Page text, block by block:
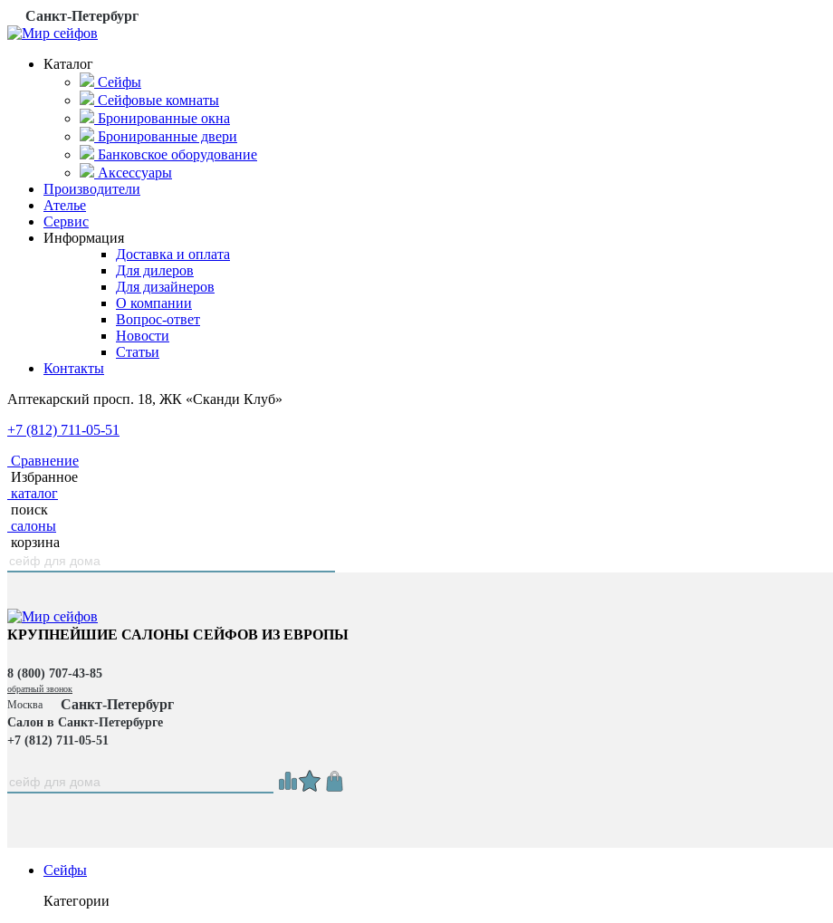
Санкт-Петербург
Каталог
Сейфы
Сейфовые комнаты
Бронированные окна
Бронированные двери
Банковское оборудование
Аксессуары
Производители
Ателье
Сервис
Информация
Доставка и оплата
Для дилеров
Для дизайнеров
О компании
Вопрос-ответ
Новости
Статьи
Контакты
Аптекарский просп. 18, ЖК «Сканди Клуб»
+7 (812) 711-05-51
Сравнение
Избранное
каталог
поиск
салоны
корзина
КРУПНЕЙШИЕ САЛОНЫ СЕЙФОВ ИЗ ЕВРОПЫ
8 (800) 707-43-85
обратный звонок
Москва Санкт-Петербург
Салон в Санкт-Петербурге
+7 (812) 711-05-51
Сейфы
Категории